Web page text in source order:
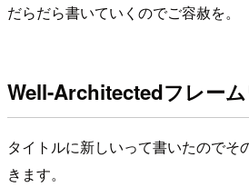
だらだら書いていくのでご容赦を。
Well-Architectedフレー
タイトルに新しいって書いたのでそ
きます。